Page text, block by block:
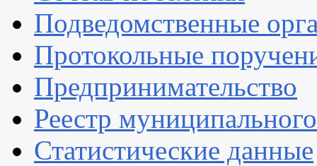
Подведомственные
Протокольные
Предпринимательство
Реестр
Статистические данные